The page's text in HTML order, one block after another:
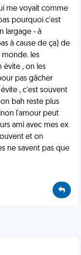
me voyait comme
pourquoi c'est
largage - à
à cause de ça) de
les
évite , on les
pas gâcher
, c'est souvent
bah reste plus
l'amour peut
ami avec mes ex
et on
ne savent pas que